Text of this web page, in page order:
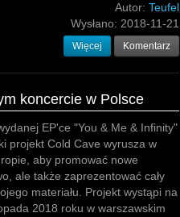
Autor: Teufel
Wysłano: 2018-11-21
Więcej Komentarz
koncercie w Polsce
EP'ce "You & Me & Infinity"
projekt Cold Cave wyrusza w
aby promować nowe
ale także zaprezentować cały
materiału. Projekt wystąpi na
2018 roku w warszawskim